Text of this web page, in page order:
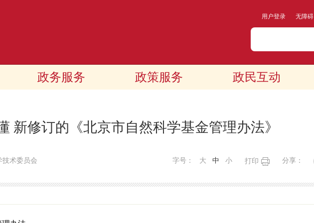
用户登录 无障碍
政务服务 政策服务 政民互动
新修订的《北京市自然科学基金管理办法》
技术委员会 分享：
打印
字号： 大 中 小